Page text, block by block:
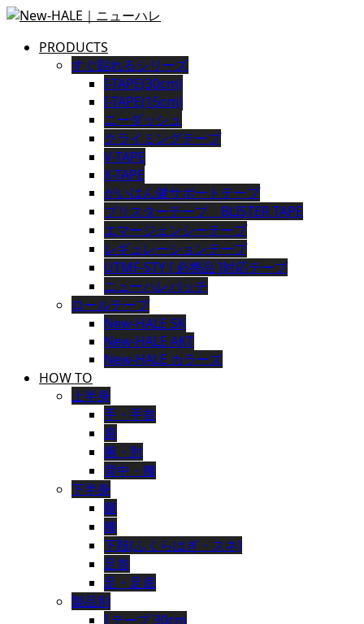
PRODUCTS
すぐ貼れるシリーズ
I-TAPE(30cm)
I-TAPE(15cm)
ニーダッシュ
クライミングテープ
V-TAPE
X-TAPE
がいはん健サポートテープ
ブリスターテープ BLISTER TAPE
エマージェンシーテープ
レギュレーションテープ
UTMF-STY [ 必携品 ]対応テープ
ニューハレパッチ
ロールテープ
New-HALE SK
New-HALE AKT
New-HALE カラーズ
HOW TO
上半身
手・手首
肩
腕・肘
背中・腰
下半身
腿
膝
下肢(ふくらはぎ・スネ)
足首
足・足底
製品別
I テープ 30cm